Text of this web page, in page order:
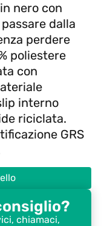
nero con
dalla
perdere
poliestere
con
interno
riciclata.
GRS
chiamaci,